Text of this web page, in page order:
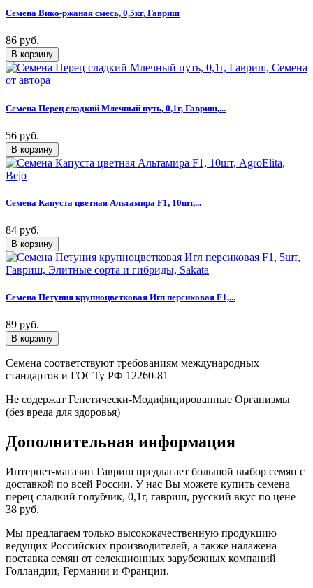
Семена Вико-ржаная смесь, 0,5кг, Гавриш
86 руб.
Семена Перец сладкий Млечный путь, 0,1г, Гавриш,...
56 руб.
Семена Капуста цветная Альтамира F1, 10шт,...
84 руб.
Семена Петуния крупноцветковая Игл персиковая F1,...
89 руб.
Семена соответствуют требованиям международных
стандартов и ГОСТу РФ 12260-81
Не содержат Генетически-Модифицированные Организмы
(без вреда для здоровья)
Дополнительная информация
Интернет-магазин Гавриш предлагает большой выбор семян с
доставкой по всей России. У нас Вы можете купить семена
перец сладкий голубчик, 0,1г, гавриш, русский вкус по цене
38 руб.
Мы предлагаем только высококачественную продукцию
ведущих Российских производителей, а также налажена
поставка семян от селекционных зарубежных компаний
Голландии, Германии и Франции.